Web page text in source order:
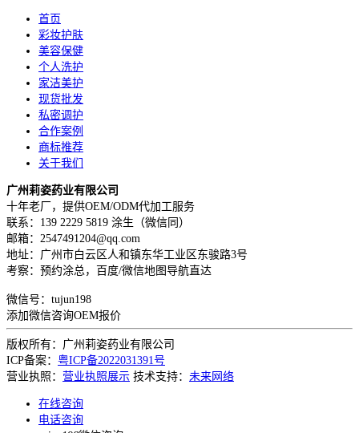
首页
彩妆护肤
美容保健
个人洗护
家洁美护
现货批发
私密调护
合作案例
商标推荐
关于我们
广州莉姿药业有限公司
十年老厂，提供OEM/ODM代加工服务
联系：139 2229 5819 涂生（微信同）
邮箱：2547491204@qq.com
地址：广州市白云区人和镇东华工业区东骏路3号
考察：预约涂总，百度/微信地图导航直达
微信号：tujun198
添加微信咨询OEM报价
版权所有：广州莉姿药业有限公司
ICP备案： 粤ICP备2022031391号
营业执照： 营业执照展示 技术支持： 未来网络
在线咨询
电话咨询